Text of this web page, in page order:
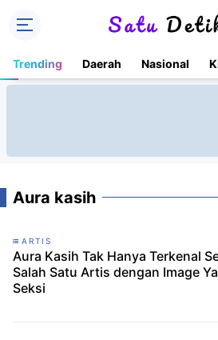
Trending Daerah Nasional
Aura kasih
ARTIS
Aura Kasih Tak Hanya Terkenal
Salah Satu Artis dengan Image
Seksi